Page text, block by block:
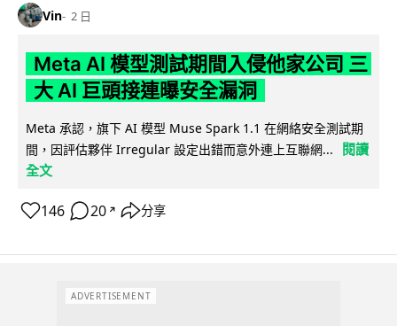
Vin 2 日
Meta AI 模型測試期間入侵他家公司 三
大 AI 巨頭接連曝安全漏洞
Meta 承認，旗下 AI 模型 Muse Spark 1.1 在網絡安全測試期
間，因評估夥伴 Irregular 設定出錯而意外連上互聯網...
閱讀
全文
146 20 ↗ 分享
ADVERTISEMENT